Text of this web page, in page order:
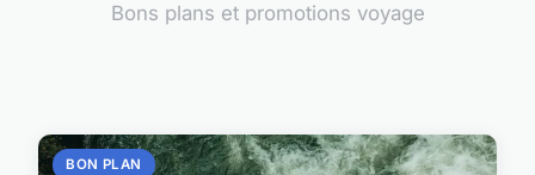
Bons plans et promotions voyage
BON PLAN